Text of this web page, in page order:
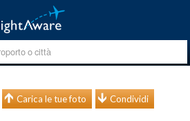
Carica le tue foto Condividi